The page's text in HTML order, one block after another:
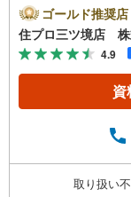
に強い！
社です！
数ございま
弊社独自
ャル専門
イナンシ
高】【住
【教育費
5歳以上か
ゴールド推奨店
住プロ三ツ境店 株
4.9
資
取り扱い